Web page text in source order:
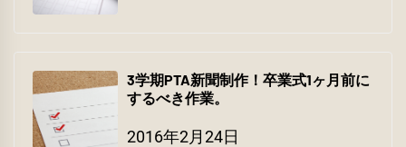
3学期PTA新聞制作！卒業式1ヶ月前に
するべき作業。
2016年2月24日